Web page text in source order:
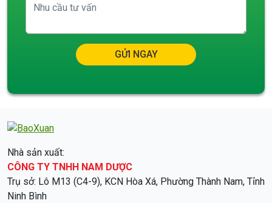
GỬI NGAY
Nhà sản xuất:
CÔNG TY TNHH NAM DƯỢC
Trụ sở: Lô M13 (C4-9), KCN Hòa Xá, Phường Thành Nam, Tỉnh
Ninh Bình